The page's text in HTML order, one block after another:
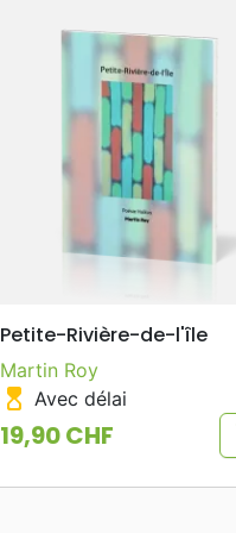
searchAPERÇU RAPIDE
Petite-Rivière-de-l'île
Martin Roy
hourglass_top Avec délai
Prix
19,90 CHF